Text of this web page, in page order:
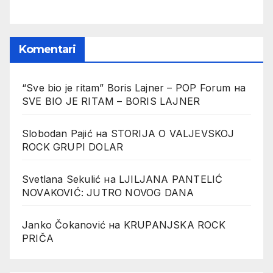
Komentari
“Sve bio je ritam” Boris Lajner – POP Forum на
SVE BIO JE RITAM – BORIS LAJNER
Slobodan Pajićна STORIJA O VALJEVSKOJ
ROCK GRUPI DOLAR
Svetlana Sekulić на LJILJANA PANTELIĆ
NOVAKOVIĆ: JUTRO NOVOG DANA
Janko Čokanović на KRUPANJSKA ROCK
PRIČA